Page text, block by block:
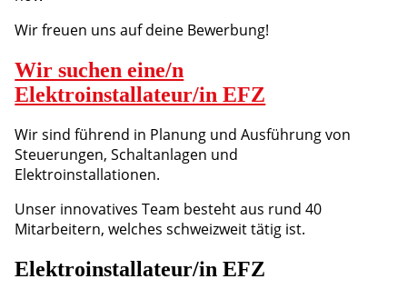
Wir freuen uns auf deine Bewerbung!
Wir suchen eine/n
Elektroinstallateur/in EFZ
Wir sind führend in Planung und Ausführung von
Steuerungen, Schaltanlagen und
Elektroinstallationen.
Unser innovatives Team besteht aus rund 40
Mitarbeitern, welches schweizweit tätig ist.
Elektroinstallateur/in EFZ